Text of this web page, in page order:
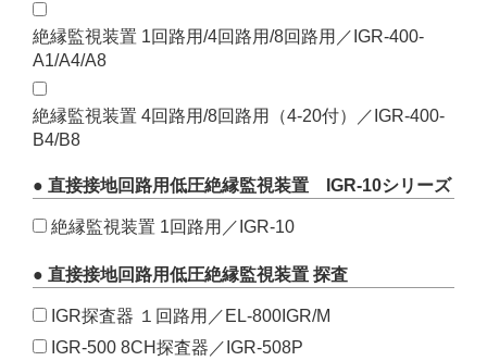
絶縁監視装置 1回路用/4回路用/8回路用／IGR-400-
A1/A4/A8
絶縁監視装置 4回路用/8回路用（4-20付）／IGR-400-
B4/B8
● 直接接地回路用低圧絶縁監視装置 IGR-10シリーズ
絶縁監視装置 1回路用／IGR-10
● 直接接地回路用低圧絶縁監視装置 探査
IGR探査器 １回路用／EL-800IGR/M
IGR-500 8CH探査器／IGR-508P